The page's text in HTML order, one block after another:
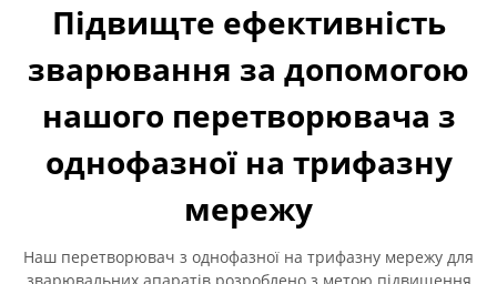
Підвищте ефективність
зварювання за допомогою
нашого перетворювача з
однофазної на трифазну
мережу
Наш перетворювач з однофазної на трифазну мережу для